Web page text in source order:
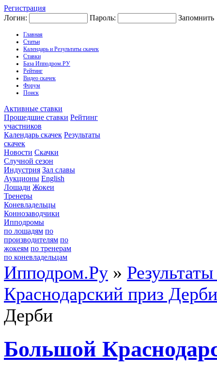
Регистрация
Логин:
Пароль: Запомнить
Главная
Статьи
Календарь и Результаты скачек
Ставки
База Ипподром.РУ
Рейтинг
Видео скачек
Форум
Поиск
Активные ставки
Прошедшие ставки Рейтинг
участников
Календарь скачек Результаты
скачек
Новости Скачки
Случной сезон
Индустрия Зал славы
Аукционы English
Лошади Жокеи
Тренеры
Коневладельцы
Коннозаводчики
Ипподромы
по лошадям по
производителям по
жокеям по тренерам
по коневладельцам
Ипподром.Ру »
Краснодарский приз Дерби
Дерби
Большой